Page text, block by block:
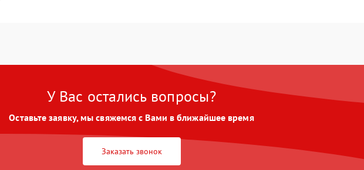
Неисправность Wi-Fi/Bluetooth
60 мин 1 год 1500 ₽
Проблемы с калибровкой
1 год
У Вас остались вопросы?
Оставьте заявку, мы свяжемся с Вами в ближайшее время
Заказать звонок